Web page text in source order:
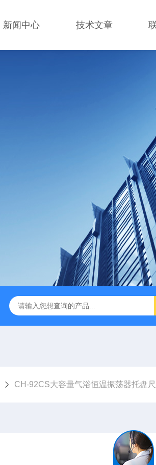
新闻中心 技术文章
厌氧手套箱YQX-I半自动厌氧培养箱
CH-92CS大容量气浴恒温振荡器托盘